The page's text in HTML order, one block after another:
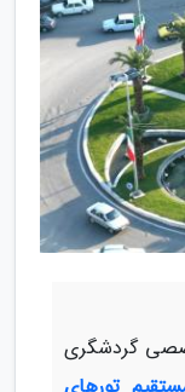
گردشگری